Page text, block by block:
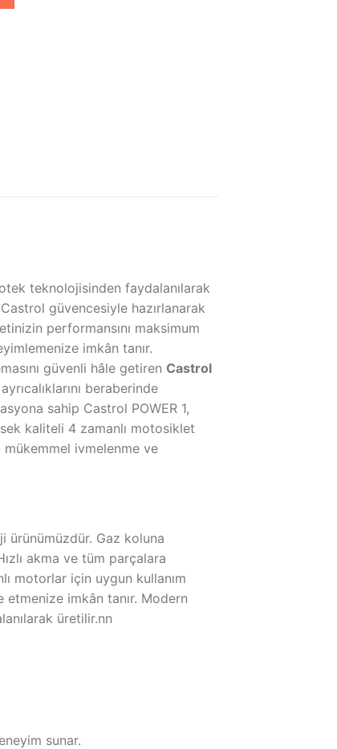
teknolojisinden faydalanılarak
güvencesiyle hazırlanarak
performansını maksimum
imkân tanır.
güvenli hâle getiren Castrol
beraberinde
sahip Castrol POWER 1,
kaliteli 4 zamanlı motosiklet
mükemmel ivmelenme ve
ürünümüzdür. Gaz koluna
akma ve tüm parçalara
motorlar için uygun kullanım
etmenize imkân tanır. Modern
üretilir.nn
sunar.